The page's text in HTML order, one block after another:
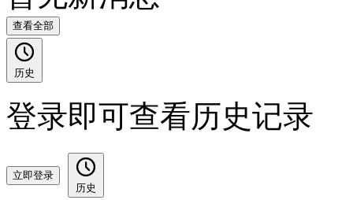
查看全部
历史
登录即可查看历史记录
立即登录
历史